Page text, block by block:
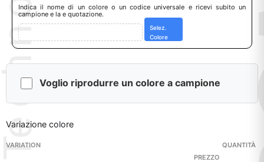
Indica il nome di un colore o un codice universale e ricevi subito un
campione e la e quotazione.
Selez.
Colore
Voglio riprodurre un colore a campione
Variazione colore
VARIATION
QUANTITÀ
PREZZO